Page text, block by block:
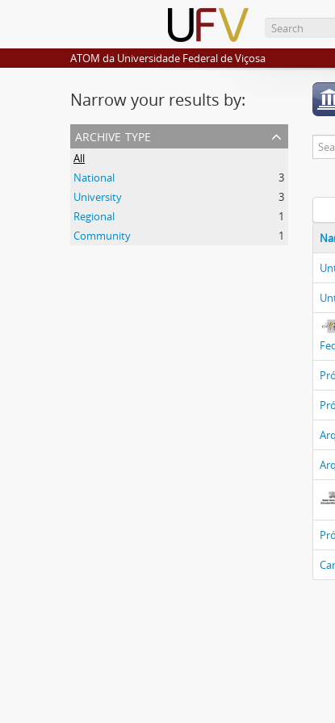
ATOM da Universidade Federal de Viçosa
Narrow your results by:
archive type
All
National
3
University
3
Regional
1
Community
1